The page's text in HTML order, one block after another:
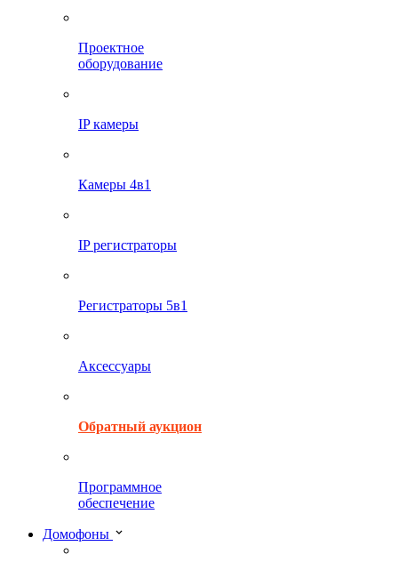
Проектное
оборудование
IP камеры
Камеры 4в1
IP регистраторы
Регистраторы 5в1
Аксессуары
Обратный аукцион
Программное
обеспечение
Домофоны